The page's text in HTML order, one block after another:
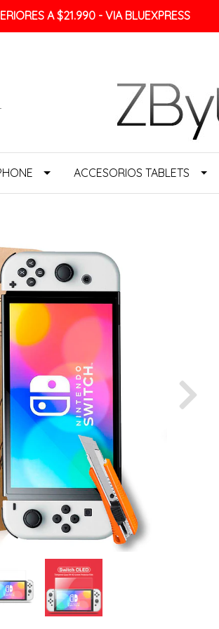
A $21.990 - VIA BLUEXPRESS
ACCESORIOS TABLETS
Next